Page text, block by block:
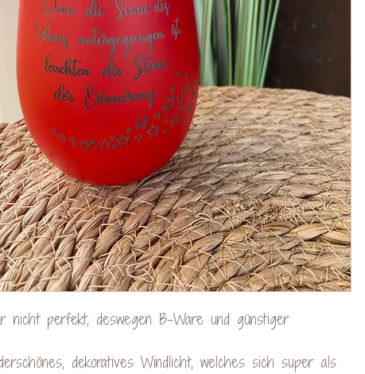
nicht perfekt, deswegen B-Ware und günstiger
dekoratives Windlicht, welches sich super als